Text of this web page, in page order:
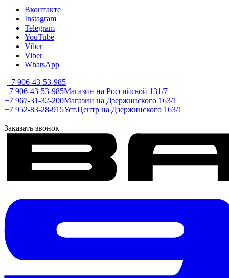
Вконтакте
Instagram
Telegram
YouTube
Viber
Viber
WhatsApp
+7 906-43-53-985
+7 906-43-53-985Магазин на Российской 131/7
+7 967-31-32-200Магазин на Дзержинского 163/1
+7 952-83-28-915Уст.Центр на Дзержинского 163/1
Заказать звонок